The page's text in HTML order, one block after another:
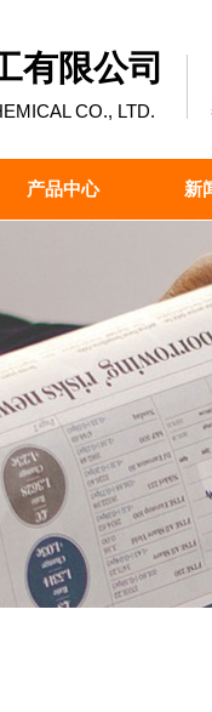
有限公司
CO., LTD.
产品中心 新